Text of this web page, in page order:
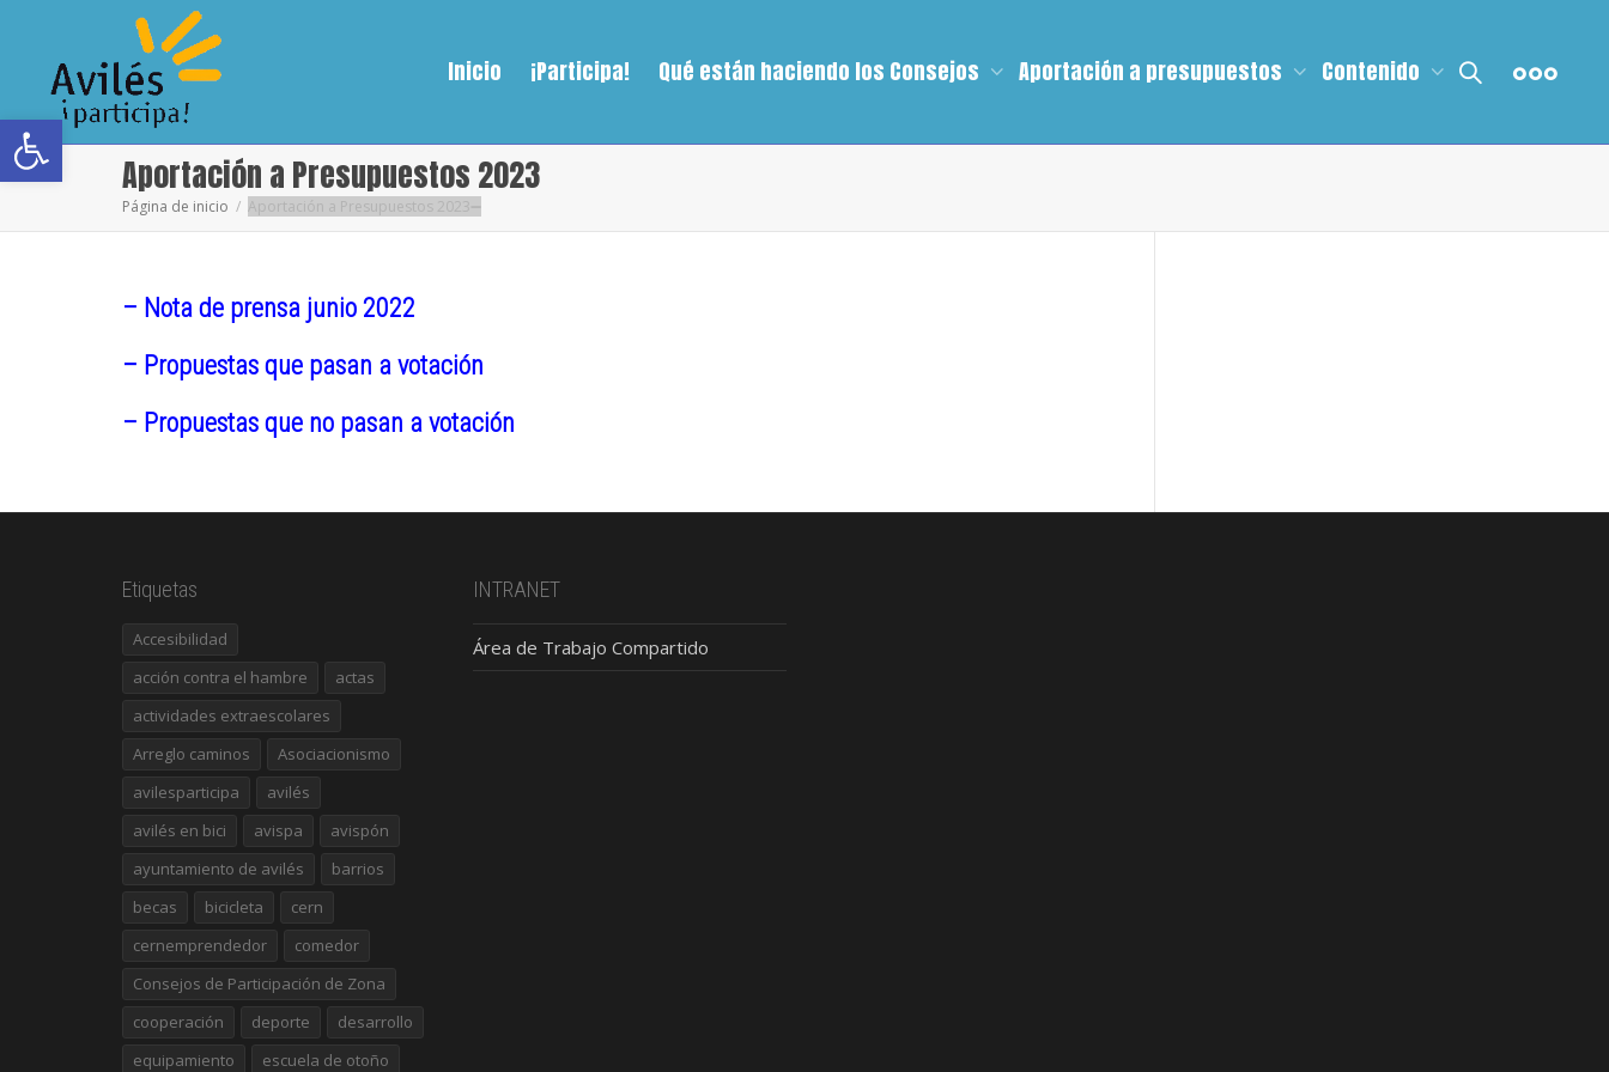
Abrir barra de herramientas
Inicio ¡Participa! Qué están haciendo los Consejos Aportación a presupuestos Contenido
Aportación a Presupuestos 2023
Página de inicio Aportación a Presupuestos 2023
– Nota de prensa junio 2022
– Propuestas que pasan a votación
– Propuestas que no pasan a votación
Etiquetas
Accesibilidad
acción contra el hambre
actas
actividades extraescolares
Arreglo caminos
Asociacionismo
avilesparticipa
avilés
avilés en bici
avispa
avispón
ayuntamiento de avilés
barrios
becas
bicicleta
cern
cernemprendedor
comedor
Consejos de Participación de Zona
cooperación
deporte
desarrollo
equipamiento
escuela de otoño
INTRANET
Área de Trabajo Compartido